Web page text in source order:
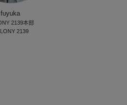
fuyuka
2139本部
2139